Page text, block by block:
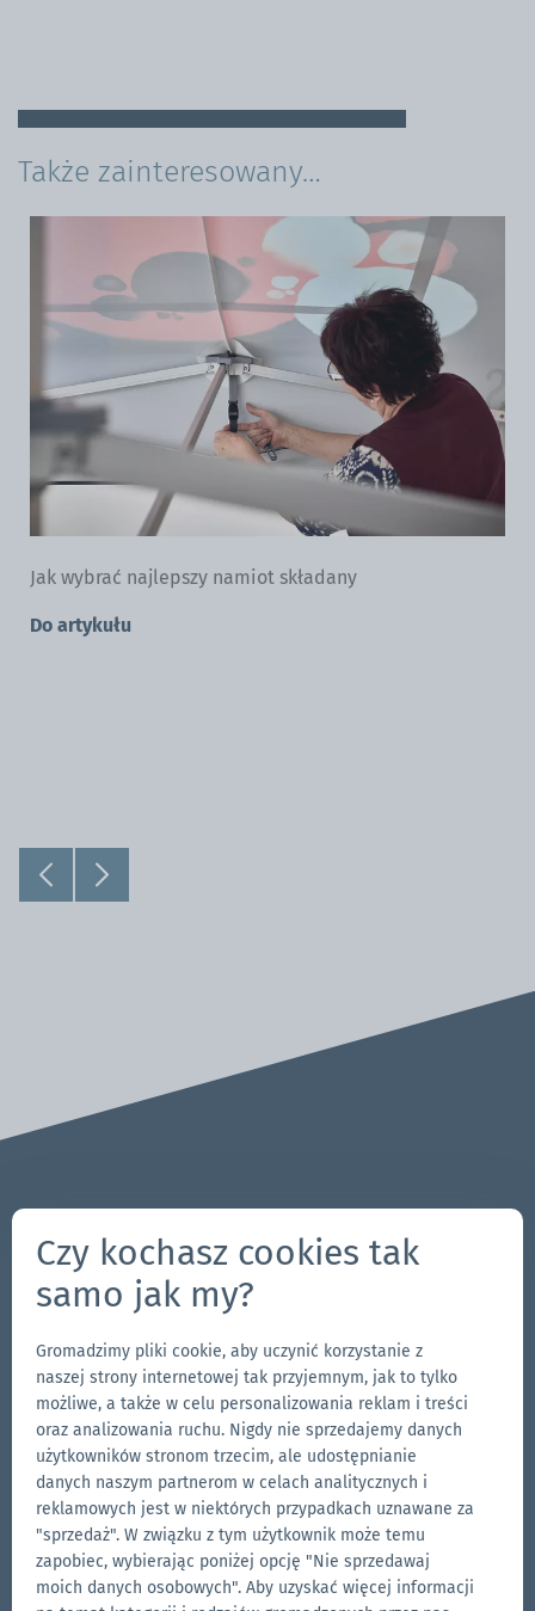
Także zainteresowany…
Jak wybrać najlepszy namiot składany
Do artykułu
704-312-1600
pl@zingerle.group
Follow us
Przejdź
do
strony
na
Facebooku
Przejdź
do
strony
na
Instagramie
Obserwuj
nas
YouTube
Przejdź
do
strony
na
LinkedIn
Nasze marki
Przejdź
do
strony
Przejdź
do
strony
Przejdź
Czy kochasz cookies tak
samo jak my?
Gromadzimy pliki cookie, aby uczynić korzystanie z
naszej strony internetowej tak przyjemnym, jak to tylko
możliwe, a także w celu personalizowania reklam i treści
oraz analizowania ruchu. Nigdy nie sprzedajemy danych
użytkowników stronom trzecim, ale udostępnianie
danych naszym partnerom w celach analitycznych i
reklamowych jest w niektórych przypadkach uznawane za
"sprzedaż". W związku z tym użytkownik może temu
zapobiec, wybierając poniżej opcję "Nie sprzedawaj
moich danych osobowych". Aby uzyskać więcej informacji